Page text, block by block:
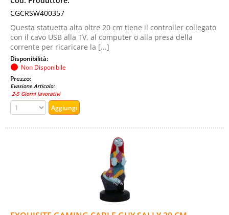
CGCRSW400357
Questa statuetta alta oltre 20 cm tiene il controller collegato
con il cavo USB alla TV, al computer o alla presa della
corrente per ricaricare la [...]
Disponibilità:
Non Disponibile
Prezzo:
Evasione Articolo:
2-5 Giorni lavorativi